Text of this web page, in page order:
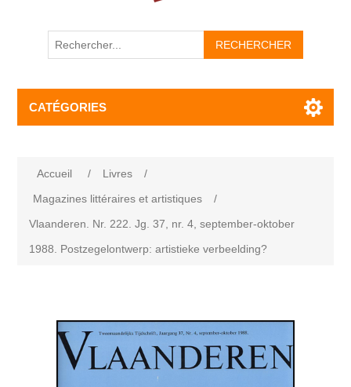
CATÉGORIES
Accueil / Livres
/
Magazines littéraires et artistiques
/
Vlaanderen. Nr. 222. Jg. 37, nr. 4, september-oktober
1988. Postzegelontwerp: artistieke verbeelding?